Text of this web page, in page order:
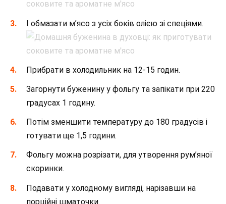
І обмазати м’ясо з усіх боків олією зі спеціями.
Прибрати в холодильник на 12-15 годин.
Загорнути буженину у фольгу та запікати при 220
градусах 1 годину.
Потім зменшити температуру до 180 градусів і
готувати ще 1,5 години.
Фольгу можна розрізати, для утворення рум’яної
скоринки.
Подавати у холодному вигляді, нарізавши на
порційні шматочки.